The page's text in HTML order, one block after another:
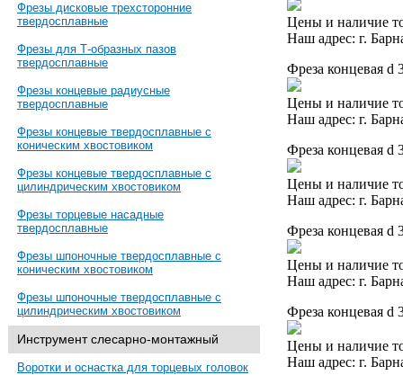
Фрезы дисковые трехсторонние
твердосплавные
Фрезы для Т-образных пазов
твердосплавные
Фрезы концевые радиусные
твердосплавные
Фрезы концевые твердосплавные с
коническим хвостовиком
Фрезы концевые твердосплавные с
цилиндрическим хвостовиком
Фрезы торцевые насадные
твердосплавные
Фрезы шпоночные твердосплавные с
коническим хвостовиком
Фрезы шпоночные твердосплавные с
цилиндрическим хвостовиком
Инструмент слесарно-монтажный
Воротки и оснастка для торцевых головок
Цены и наличие
Наш адрес: г.
Фреза концевая
Цены и наличие
Наш адрес: г.
Фреза концевая
Цены и наличие
Наш адрес: г.
Фреза концевая
Цены и наличие
Наш адрес: г.
Фреза концевая
Цены и наличие
Наш адрес: г.